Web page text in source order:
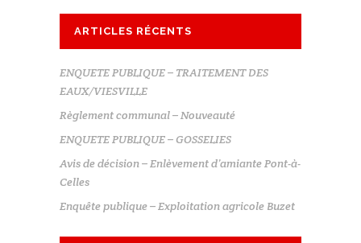
ARTICLES RÉCENTS
ENQUETE PUBLIQUE – TRAITEMENT DES
EAUX/VIESVILLE
Règlement communal – Nouveauté
ENQUETE PUBLIQUE – GOSSELIES
Avis de décision – Enlèvement d’amiante Pont-à-
Celles
Enquête publique – Exploitation agricole Buzet